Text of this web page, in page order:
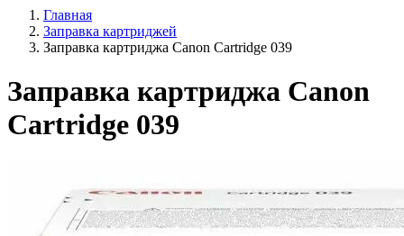
Главная
Заправка картриджей
Заправка картриджа Canon Cartridge 039
Заправка картриджа Canon
Cartridge 039